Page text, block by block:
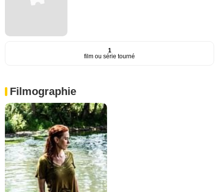
1
film ou série tourné
Filmographie